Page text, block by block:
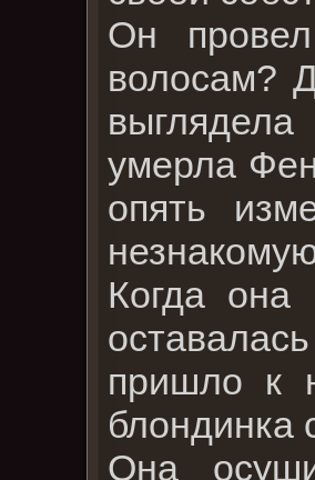
Он
волосам?
умерла
опять
Когда она
пришло к
блондинка
Она